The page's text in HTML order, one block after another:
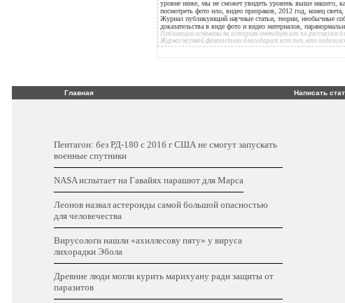
уровне ниже, мы не сможет увидеть уровень выше нашего,
посмотреть фото нло, видео призраков, 2012 год, конец
Журнал публикующий научные статьи, теории, необычные
доказательства в виде фото и видео материалов,
Публикации основаны на историях очевидцев или по
Журнал научной фантастики благодарит всех тех, кто
Главная Написать
Пентагон: без РД-180 с 2016 г США не смогут запускать
военные спутники
NASA испытает на Гавайях парашют для Марса
Леонов назвал астероиды самой большой опасностью
для человечества
Вирусологи нашли «ахиллесову пяту» у вируса
лихорадки Эбола
Древние люди могли курить марихуану ради защиты от
паразитов